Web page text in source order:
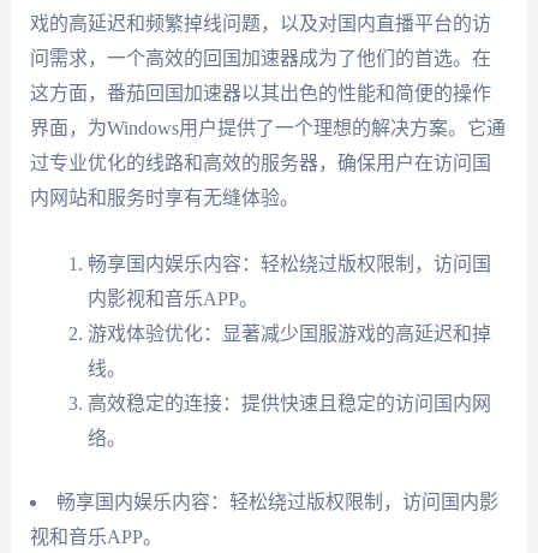
戏的高延迟和频繁掉线问题，以及对国内直播平台的访
问需求，一个高效的回国加速器成为了他们的首选。在
这方面，番茄回国加速器以其出色的性能和简便的操作
界面，为Windows用户提供了一个理想的解决方案。它通
过专业优化的线路和高效的服务器，确保用户在访问国
内网站和服务时享有无缝体验。
畅享国内娱乐内容：轻松绕过版权限制，访问国
内影视和音乐APP。
游戏体验优化：显著减少国服游戏的高延迟和掉
线。
高效稳定的连接：提供快速且稳定的访问国内网
络。
畅享国内娱乐内容：轻松绕过版权限制，访问国内影
视和音乐APP。